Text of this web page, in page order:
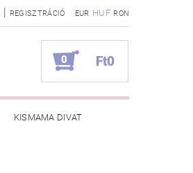
EUR HUF RON
| REGISZTRÁCIÓ
0 Ft0
KISMAMA DIVAT